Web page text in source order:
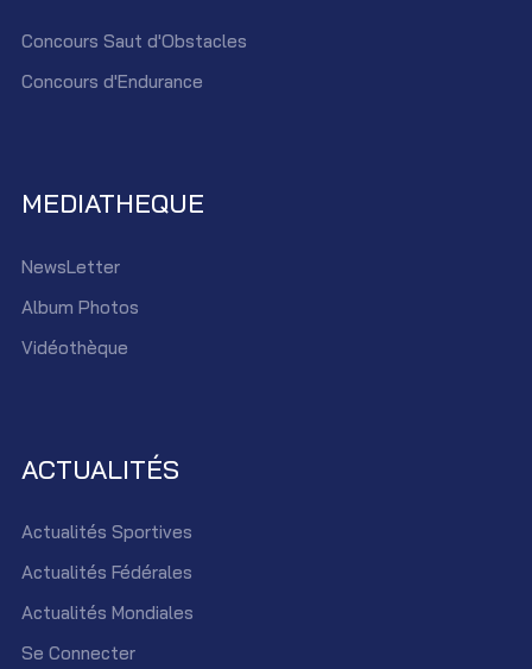
Concours Saut d'Obstacles
Concours d'Endurance
MEDIATHEQUE
NewsLetter
Album Photos
Vidéothèque
ACTUALITÉS
Actualités Sportives
Actualités Fédérales
Actualités Mondiales
Se Connecter